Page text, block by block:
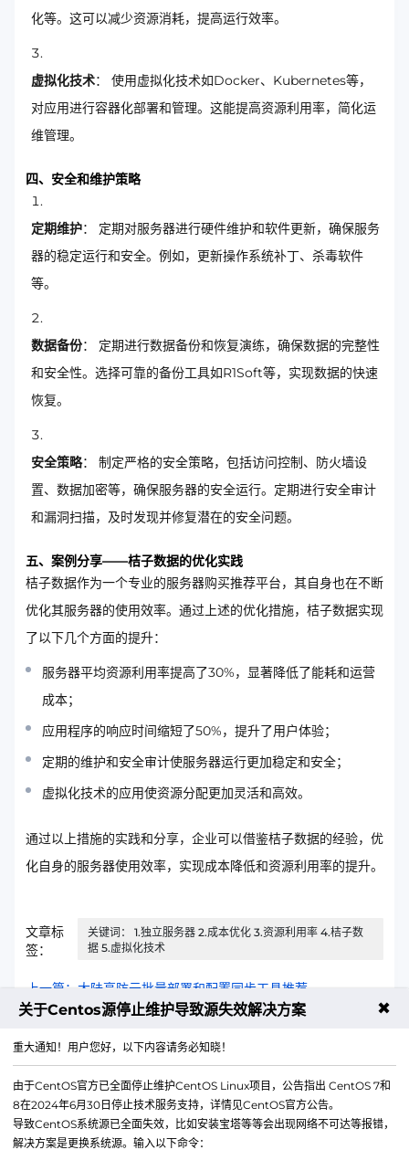
化等。这可以减少资源消耗，提高运行效率。
虚拟化技术： 使用虚拟化技术如Docker、Kubernetes等，
对应用进行容器化部署和管理。这能提高资源利用率，简化运
维管理。
四、安全和维护策略
定期维护： 定期对服务器进行硬件维护和软件更新，确保服务
器的稳定运行和安全。例如，更新操作系统补丁、杀毒软件
等。
数据备份： 定期进行数据备份和恢复演练，确保数据的完整性
和安全性。选择可靠的备份工具如R1Soft等，实现数据的快速
恢复。
安全策略： 制定严格的安全策略，包括访问控制、防火墙设
置、数据加密等，确保服务器的安全运行。定期进行安全审计
和漏洞扫描，及时发现并修复潜在的安全问题。
五、案例分享——桔子数据的优化实践
桔子数据作为一个专业的服务器购买推荐平台，其自身也在不断
优化其服务器的使用效率。通过上述的优化措施，桔子数据实现
了以下几个方面的提升：
服务器平均资源利用率提高了30%，显著降低了能耗和运营
成本；
应用程序的响应时间缩短了50%，提升了用户体验；
定期的维护和安全审计使服务器运行更加稳定和安全；
虚拟化技术的应用使资源分配更加灵活和高效。
通过以上措施的实践和分享，企业可以借鉴桔子数据的经验，优
化自身的服务器使用效率，实现成本降低和资源利用率的提升。
文章标
签：
关键词： 1.独立服务器 2.成本优化 3.资源利用率 4.桔子数
据 5.虚拟化技术
上一篇：大陆高防云批量部署和配置同步工具推荐
关于Centos源停止维护导致源失效解决方案 ✖
重大通知！用户您好，以下内容请务必知晓！
由于CentOS官方已全面停止维护CentOS Linux项目，公告指出 CentOS 7和
8在2024年6月30日停止技术服务支持，详情见CentOS官方公告。
导致CentOS系统源已全面失效，比如安装宝塔等等会出现网络不可达等报错，
解决方案是更换系统源。输入以下命令：